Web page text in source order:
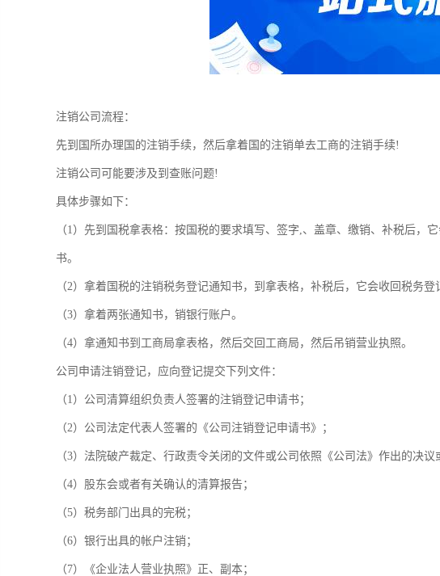
注销公司流程：
先到国所办理国的注销手续，然后拿着国的注销单去工商的注销手续!
注销公司可能要涉及到查账问题!
具体步骤如下：
（1）先到国税拿表格：按国税的要求填写、签字,、盖章、缴销、补税后，
书。
（2）拿着国税的注销税务登记通知书，到拿表格，补税后，它会收回税务登
（3）拿着两张通知书，销银行账户。
（4）拿通知书到工商局拿表格，然后交回工商局，然后吊销营业执照。
公司申请注销登记，应向登记提交下列文件：
（1）公司清算组织负责人签署的注销登记申请书；
（2）公司法定代表人签署的《公司注销登记申请书》；
（3）法院破产裁定、行政责令关闭的文件或公司依照《公司法》作出的决议
（4）股东会或者有关确认的清算报告；
（5）税务部门出具的完税；
（6）银行出具的帐户注销；
（7）《企业法人营业执照》正、副本；